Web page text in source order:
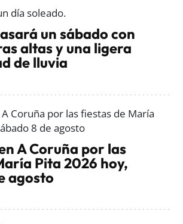
un sábado con
altas y una ligera
de lluvia
A Coruña por las
Pita 2026 hoy,
agosto